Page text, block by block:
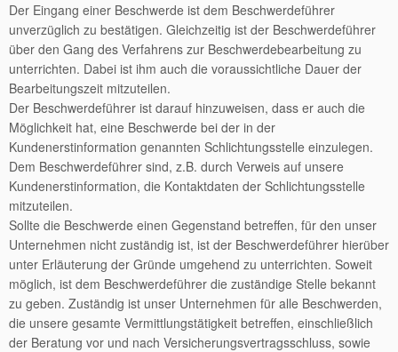
Der Eingang einer Beschwerde ist dem Beschwerdeführer
unverzüglich zu bestätigen. Gleichzeitig ist der Beschwerdeführer
über den Gang des Verfahrens zur Beschwerdebearbeitung zu
unterrichten. Dabei ist ihm auch die voraussichtliche Dauer der
Bearbeitungszeit mitzuteilen.
Der Beschwerdeführer ist darauf hinzuweisen, dass er auch die
Möglichkeit hat, eine Beschwerde bei der in der
Kundenerstinformation genannten Schlichtungsstelle einzulegen.
Dem Beschwerdeführer sind, z.B. durch Verweis auf unsere
Kundenerstinformation, die Kontaktdaten der Schlichtungsstelle
mitzuteilen.
Sollte die Beschwerde einen Gegenstand betreffen, für den unser
Unternehmen nicht zuständig ist, ist der Beschwerdeführer hierüber
unter Erläuterung der Gründe umgehend zu unterrichten. Soweit
möglich, ist dem Beschwerdeführer die zuständige Stelle bekannt
zu geben. Zuständig ist unser Unternehmen für alle Beschwerden,
die unsere gesamte Vermittlungstätigkeit betreffen, einschließlich
der Beratung vor und nach Versicherungsvertragsschluss, sowie